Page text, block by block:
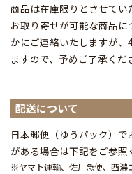
商品は在庫限りとさせてい
お取り寄せが可能な商品
かにご連絡いたしますが
ますので、予めご了承くだ
配送について
日本郵便（ゆうパック）
がある場合は下記をご参照
※ヤマト運輸、佐川急便、西濃